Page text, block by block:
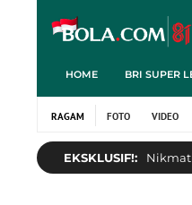
HOME BRI SUPER
RAGAM FOTO VIDEO
EKSKLUSIF!: